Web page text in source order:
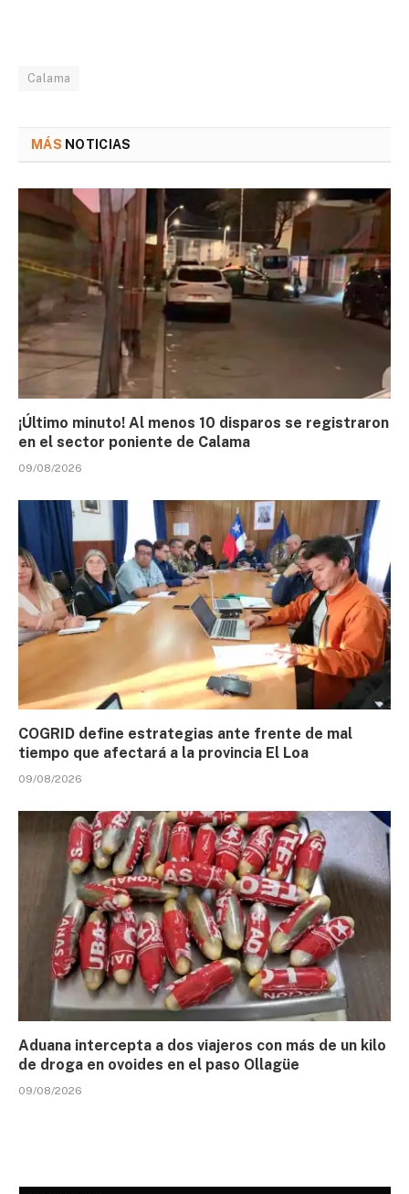
Calama
MÁS NOTICIAS
¡Último minuto! Al menos 10 disparos se registraron
en el sector poniente de Calama
09/08/2026
COGRID define estrategias ante frente de mal
tiempo que afectará a la provincia El Loa
09/08/2026
Aduana intercepta a dos viajeros con más de un kilo
de droga en ovoides en el paso Ollagüe
09/08/2026